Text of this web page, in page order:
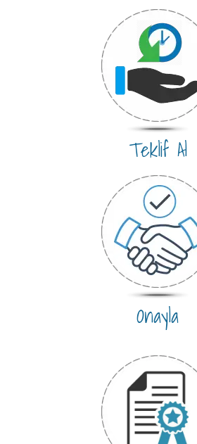
Teklif Al
Onayla